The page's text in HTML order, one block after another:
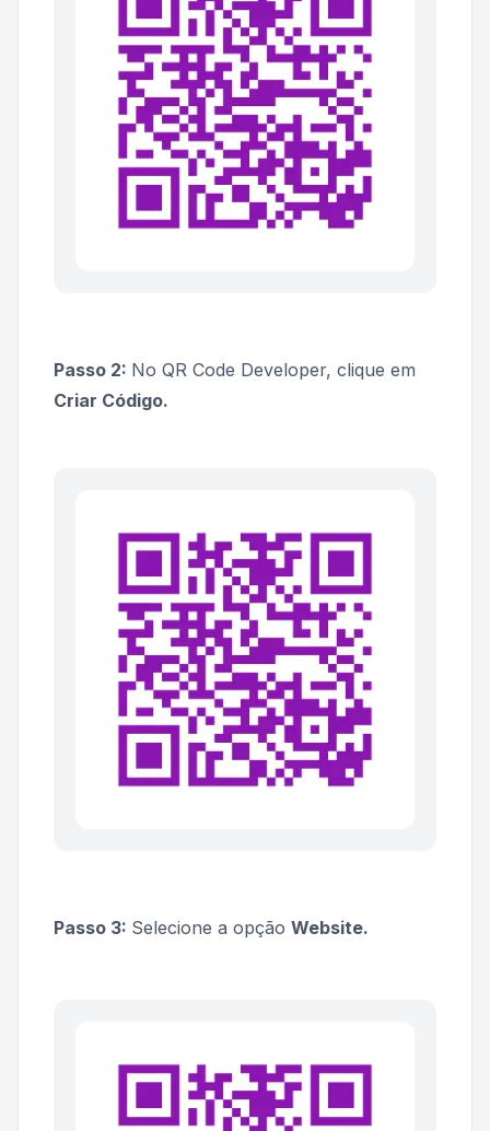
Passo 2: No QR Code Developer, clique em
Criar Código.
Passo 3: Selecione a opção Website.